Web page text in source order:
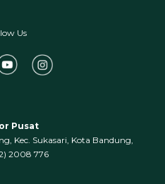
Us
Pusat
Kec. Sukasari, Kota Bandung,
2008 776